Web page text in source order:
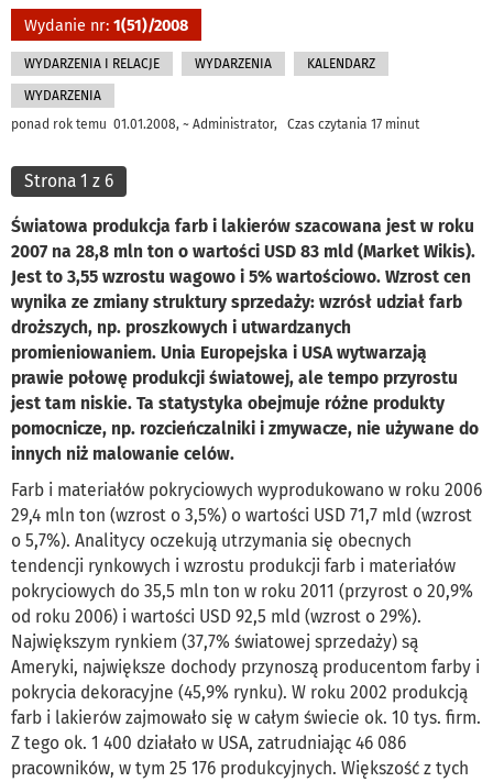
Wydanie nr: 1(51)/2008
WYDARZENIA I RELACJE WYDARZENIA KALENDARZ
WYDARZENIA
ponad rok temu 01.01.2008, ~ Administrator, Czas czytania 17 minut
Strona 1 z 6
Światowa produkcja farb i lakierów szacowana jest w roku
2007 na 28,8 mln ton o wartości USD 83 mld (Market Wikis).
Jest to 3,55 wzrostu wagowo i 5% wartościowo. Wzrost cen
wynika ze zmiany struktury sprzedaży: wzrósł udział farb
droższych, np. proszkowych i utwardzanych
promieniowaniem. Unia Europejska i USA wytwarzają
prawie połowę produkcji światowej, ale tempo przyrostu
jest tam niskie. Ta statystyka obejmuje różne produkty
pomocnicze, np. rozcieńczalniki i zmywacze, nie używane do
innych niż malowanie celów.
Farb i materiałów pokryciowych wyprodukowano w roku 2006
29,4 mln ton (wzrost o 3,5%) o wartości USD 71,7 mld (wzrost
o 5,7%). Analitycy oczekują utrzymania się obecnych
tendencji rynkowych i wzrostu produkcji farb i materiałów
pokryciowych do 35,5 mln ton w roku 2011 (przyrost o 20,9%
od roku 2006) i wartości USD 92,5 mld (wzrost o 29%).
Największym rynkiem (37,7% światowej sprzedaży) są
Ameryki, największe dochody przynoszą producentom farby i
pokrycia dekoracyjne (45,9% rynku). W roku 2002 produkcją
farb i lakierów zajmowało się w całym świecie ok. 10 tys. firm.
Z tego ok. 1 400 działało w USA, zatrudniając 46 086
pracowników, w tym 25 176 produkcyjnych. Większość z tych